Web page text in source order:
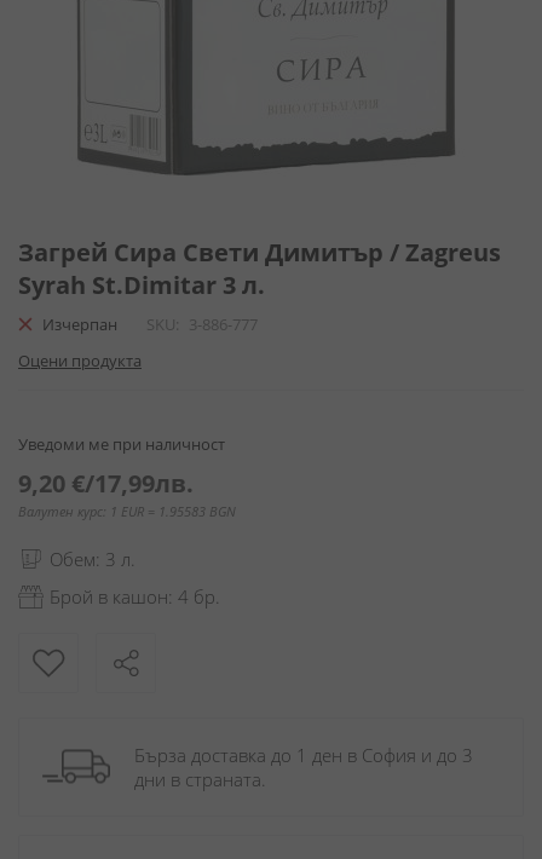
към
началото
на
галерия
снимки
Загрей Сира Свети Димитър / Zagreus
Syrah St.Dimitar 3 л.
Изчерпан SKU
3-886-777
Оцени продукта
Уведоми ме при наличност
9,20 €/17,99лв.
Валутен курс: 1 EUR = 1.95583 BGN
Обем: 3 л.
Брой в кашон: 4 бр.
Бърза доставка до 1 ден в София и до 3
дни в страната.